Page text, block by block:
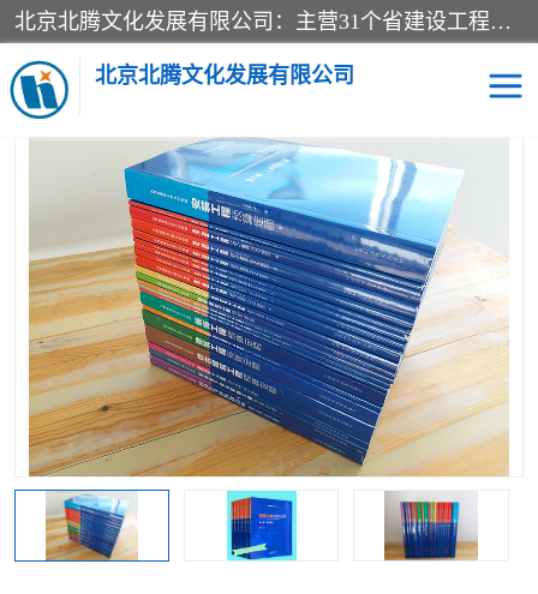
北京北腾文化发展有限公司：主营31个省建设工程预算书,工程预算软件,工程计价依据,工程造价定额,工程量清单计价定额,建设工程量消耗量定额,各行业工程预算定额,铁路定额,电力定额,矿山定额,*,黄金定额,钢铁企业检修定额,中石化安装检修定额,煤矿图书,医院书籍等.诚信的经营，在发展的同时公司不忘不断总结不断优化为客户的服务，和一如既往的热情赢得了新老客户的极高评价及青睐。
北京北腾文化发展有限公司
当前位置：首页>供应商机>山西省建设工程预算定额> 2018版山
西省建筑装饰市政安装园林预算费用定额全套28册
预算定额
电力图书 煤矿图书
标准图书 铁路建设工程预算定额
电力行业工程预算定额 石油化工安装预算定额
新石油化工检修定额 石油化工概算定额数据
石油建设安装工程预算定 长输管道工程检修维修预
算定额
山东省工程预算定额 法律图书